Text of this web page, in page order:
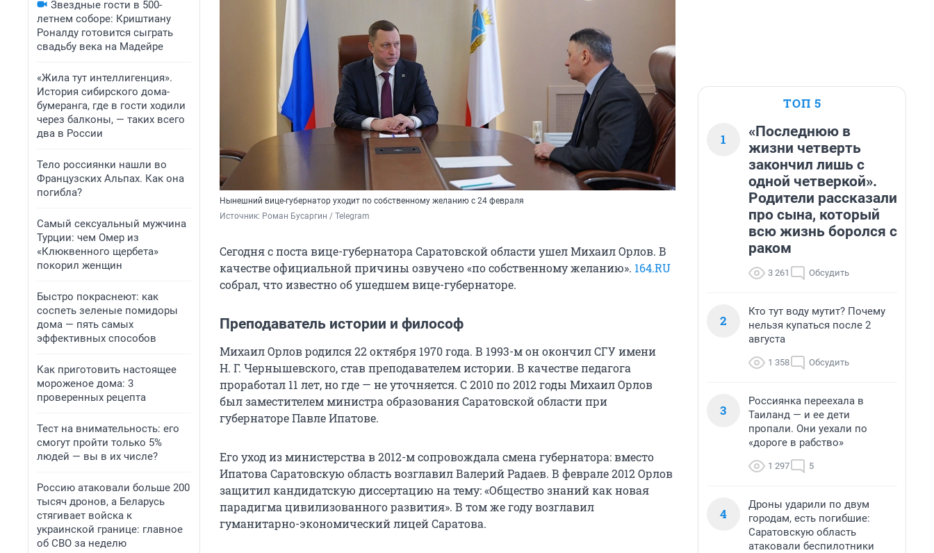
Звездные гости в 500-
летнем соборе: Криштиану
Роналду готовится сыграть
свадьбу века на Мадейре
«Жила тут интеллигенция».
История сибирского дома-
бумеранга, где в гости ходили
через балконы, — таких всего
два в России
Тело россиянки нашли во
Французских Альпах. Как она
погибла?
Самый сексуальный мужчина
Турции: чем Омер из
«Клюквенного щербета»
покорил женщин
Быстро покраснеют: как
соспеть зеленые помидоры
дома — пять самых
эффективных способов
Как приготовить настоящее
мороженое дома: 3
проверенных рецепта
Тест на внимательность: его
смогут пройти только 5%
людей — вы в их числе?
Россию атаковали больше 200
тысяч дронов, а Беларусь
стягивает войска к
украинской границе: главное
об СВО за неделю
Нынешний вице-губернатор уходит по собственному желанию с 24 февраля
Источник: Роман Бусаргин / Telegram
Сегодня с поста вице-губернатора Саратовской области ушел Михаил Орлов. В
качестве официальной причины озвучено «по собственному желанию». 164.RU
собрал, что известно об ушедшем вице-губернаторе.
Преподаватель истории и философ
Михаил Орлов родился 22 октября 1970 года. В 1993-м он окончил СГУ имени
Н. Г. Чернышевского, став преподавателем истории. В качестве педагога
проработал 11 лет, но где — не уточняется. С 2010 по 2012 годы Михаил Орлов
был заместителем министра образования Саратовской области при
губернаторе Павле Ипатове.
Его уход из министерства в 2012-м сопровождала смена губернатора: вместо
Ипатова Саратовскую область возглавил Валерий Радаев. В феврале 2012 Орлов
защитил кандидатскую диссертацию на тему: «Общество знаний как новая
парадигма цивилизованного развития». В том же году возглавил
гуманитарно-экономический лицей Саратова.
ТОП 5
1
«Последнюю в
жизни четверть
закончил лишь с
одной четверкой».
Родители рассказали
про сына, который
всю жизнь боролся с
раком
3 261 Обсудить
2
Кто тут воду мутит? Почему
нельзя купаться после 2
августа
1 358 Обсудить
3
Россиянка переехала в
Таиланд — и ее дети
пропали. Они уехали по
«дороге в рабство»
1 297 5
4
Дроны ударили по двум
городам, есть погибшие:
Саратовскую область
атаковали беспилотники